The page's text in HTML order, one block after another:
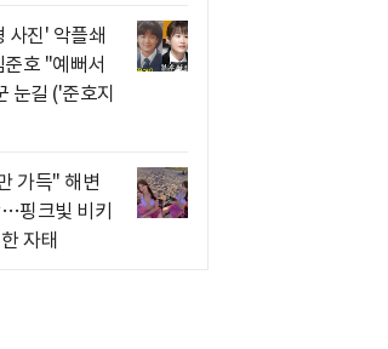
사진' 악플쇄
호 "예뻐서
눈길 ('준호지
가득" 해변
핑크빛 비키
자태